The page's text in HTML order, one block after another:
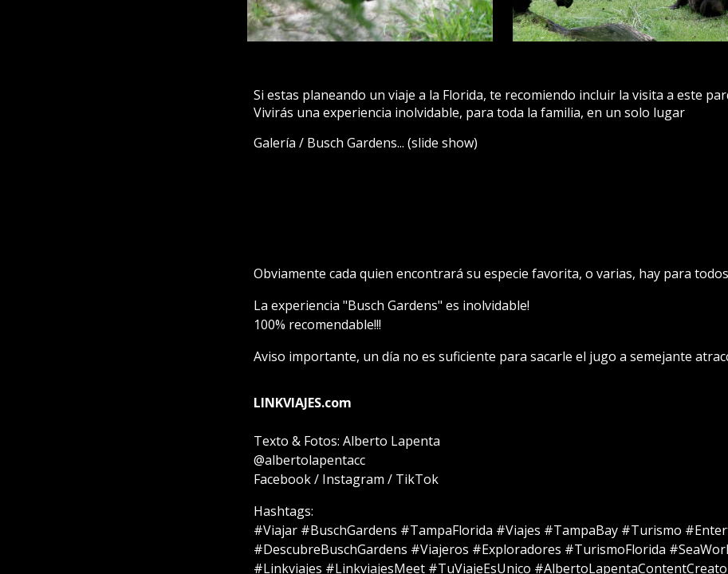
Si estas planeando un viaje a la Florida, te recomiendo incluir la visita a este
Vivirás una experiencia inolvidable, para toda la familia, en un solo lugar
Galería / Busch Gardens... (slide show)
Obviamente cada quien encontrará su especie favorita, o varias, hay para
La experiencia "Busch Gardens" es inolvidable!
100% recomendable!!!
Aviso importante, un día no es suficiente para sacarle el jugo a semejante
LINKVIAJES.com
Texto & Fotos: Alberto Lapenta
@albertolapentacc
Facebook / Instagram / TikTok
Hashtags:
#Viajar #BuschGardens #TampaFlorida #Viajes #TampaBay #Turismo
#DescubreBuschGardens #Viajeros #Exploradores #TurismoFlorida
#Linkviajes #LinkviajesMeet #TuViajeEsUnico